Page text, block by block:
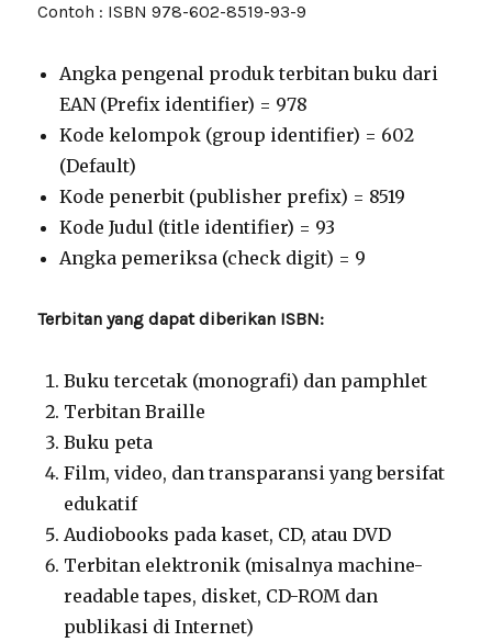
Contoh : ISBN 978-602-8519-93-9
Angka pengenal produk terbitan buku dari
EAN (Prefix identifier) = 978
Kode kelompok (group identifier) = 602
(Default)
Kode penerbit (publisher prefix) = 8519
Kode Judul (title identifier) = 93
Angka pemeriksa (check digit) = 9
Terbitan yang dapat diberikan ISBN:
Buku tercetak (monografi) dan pamphlet
Terbitan Braille
Buku peta
Film, video, dan transparansi yang bersifat
edukatif
Audiobooks pada kaset, CD, atau DVD
Terbitan elektronik (misalnya machine-
readable tapes, disket, CD-ROM dan
publikasi di Internet)